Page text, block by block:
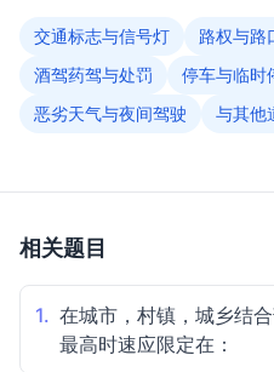
交通标志与信号灯 路权与路
酒驾药驾与处罚
停车与临时
恶劣天气与夜间驾驶
与其他
相关题目
1. 在城市，村镇，城乡结
最高时速应限定在：